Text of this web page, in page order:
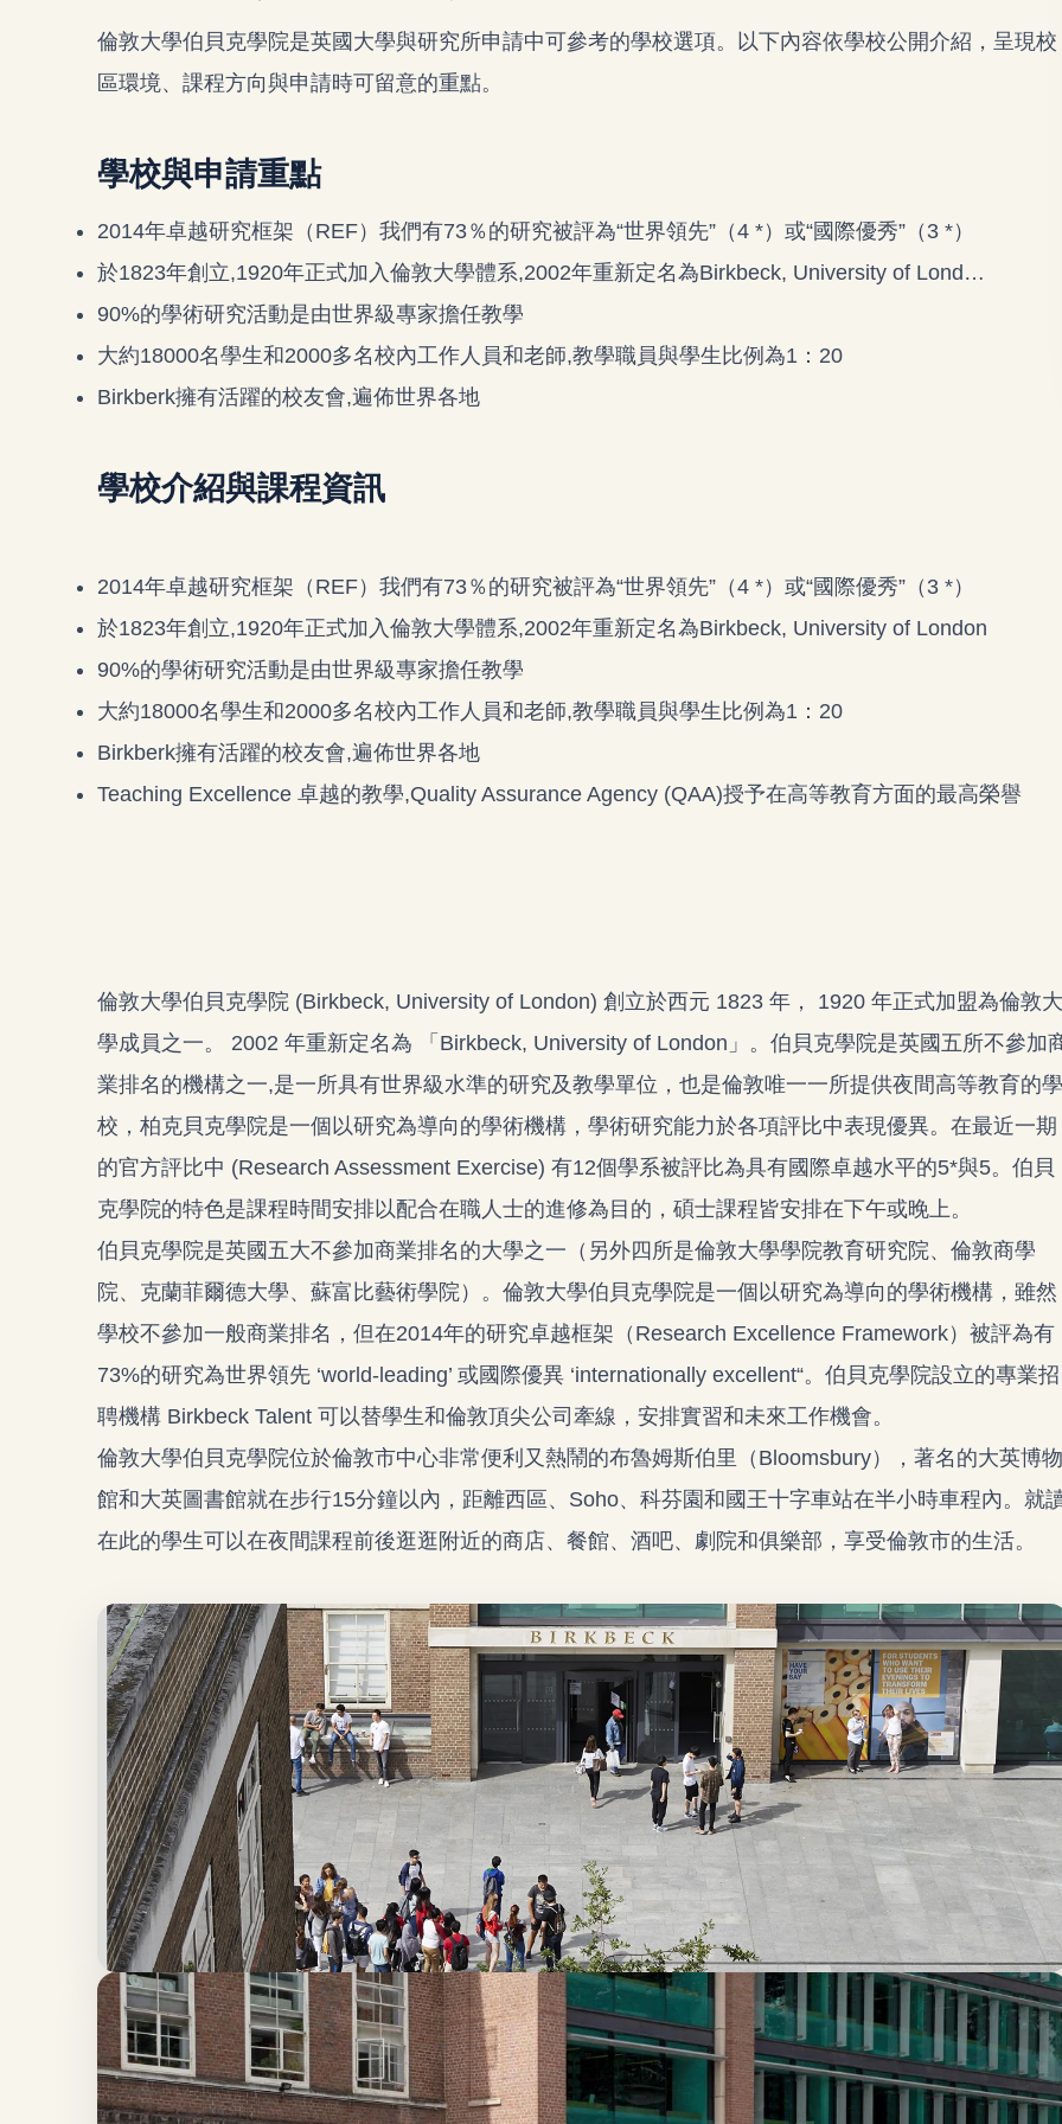
倫敦大學伯貝克學院是英國大學與研究所申請中可參考的學校選項。以下內容依學校公開介紹，呈現校
區環境、課程方向與申請時可留意的重點。
學校與申請重點
2014年卓越研究框架（REF）我們有73％的研究被評為“世界領先”（4 *）或“國際優秀”（3 *）
於1823年創立,1920年正式加入倫敦大學體系,2002年重新定名為Birkbeck, University of Lond…
90%的學術研究活動是由世界級專家擔任教學
大約18000名學生和2000多名校內工作人員和老師,教學職員與學生比例為1：20
Birkberk擁有活躍的校友會,遍佈世界各地
學校介紹與課程資訊
2014年卓越研究框架（REF）我們有73％的研究被評為“世界領先”（4 *）或“國際優秀”（3 *）
於1823年創立,1920年正式加入倫敦大學體系,2002年重新定名為Birkbeck, University of London
90%的學術研究活動是由世界級專家擔任教學
大約18000名學生和2000多名校內工作人員和老師,教學職員與學生比例為1：20
Birkberk擁有活躍的校友會,遍佈世界各地
Teaching Excellence 卓越的教學,Quality Assurance Agency (QAA)授予在高等教育方面的最高榮譽
倫敦大學伯貝克學院 (Birkbeck, University of London) 創立於西元 1823 年， 1920 年正式加盟為倫敦大
學成員之一。 2002 年重新定名為 「Birkbeck, University of London」。伯貝克學院是英國五所不參加
業排名的機構之一,是一所具有世界級水準的研究及教學單位，也是倫敦唯一一所提供夜間高等教育的學
校，柏克貝克學院是一個以研究為導向的學術機構，學術研究能力於各項評比中表現優異。在最近一期
的官方評比中 (Research Assessment Exercise) 有12個學系被評比為具有國際卓越水平的5*與5。伯貝
克學院的特色是課程時間安排以配合在職人士的進修為目的，碩士課程皆安排在下午或晚上。
伯貝克學院是英國五大不參加商業排名的大學之一（另外四所是倫敦大學學院教育研究院、倫敦商學
院、克蘭菲爾德大學、蘇富比藝術學院）。倫敦大學伯貝克學院是一個以研究為導向的學術機構，雖然
學校不參加一般商業排名，但在2014年的研究卓越框架（Research Excellence Framework）被評為有
73%的研究為世界領先 ‘world-leading’ 或國際優異 ‘internationally excellent“。伯貝克學院設立的專業招
聘機構 Birkbeck Talent 可以替學生和倫敦頂尖公司牽線，安排實習和未來工作機會。
倫敦大學伯貝克學院位於倫敦市中心非常便利又熱鬧的布魯姆斯伯里（Bloomsbury），著名的大英博物
館和大英圖書館就在步行15分鐘以內，距離西區、Soho、科芬園和國王十字車站在半小時車程內。就
在此的學生可以在夜間課程前後逛逛附近的商店、餐館、酒吧、劇院和俱樂部，享受倫敦市的生活。